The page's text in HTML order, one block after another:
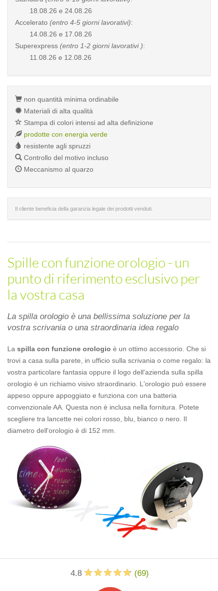
18.08.26 e 24.08.26
Accelerato (entro 4-5 giorni lavorativi):
14.08.26 e 17.08.26
Superexpress (entro 1-2 giorni lavorativi ):
11.08.26 e 12.08.26
non quantità minima ordinabile
Materiali di alta qualità
Stampa di colori intensi ad alta definizione
prodotte con energia verde
resistente agli spruzzi
Controllo del motivo incluso
Meccanismo al quarzo
Il cliente beneficia della garanzia legale dei prodotti venduti.
Spille con funzione orologio - un
punto di riferimento esclusivo per
la vostra casa
La spilla orologio è una bellissima soluzione per la
vostra scrivania o una straordinaria idea regalo
La spilla con funzione orologio è un ottimo accessorio. Che si
trovi a casa sulla parete, in ufficio sulla scrivania o come regalo: la
vostra particolare fantasia oppure il logo dell'azienda sulla spilla
orologio è un richiamo visivo straordinario. L'orologio può essere
appeso oppure appoggiato e funziona con una batteria
convenzionale AA. Questa non è inclusa nella fornitura. Potete
scegliere tra lancette nei colori rosso, blu, bianco o nero. Il
diametro dell'orologio è di 152 mm.
4.8 (69)